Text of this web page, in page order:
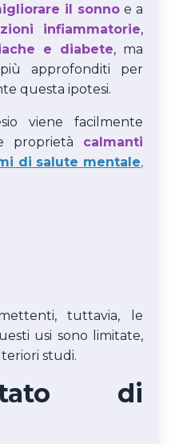
il sonno e a
infiammatorie,
e diabete, ma
approfonditi per
questa ipotesi.
viene facilmente
proprietà calmanti
di salute mentale,
tuttavia, le
usi sono limitate,
studi.
di